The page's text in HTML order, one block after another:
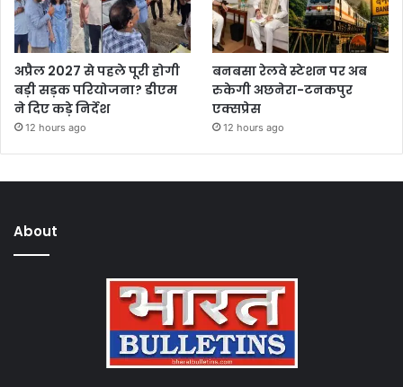
अप्रैल 2027 से पहले पूरी होगी
बड़ी सड़क परियोजना? डीएम
ने दिए कड़े निर्देश
12 hours ago
बनबसा रेलवे स्टेशन पर अब
रुकेगी अछनेरा-टनकपुर
एक्सप्रेस
12 hours ago
About